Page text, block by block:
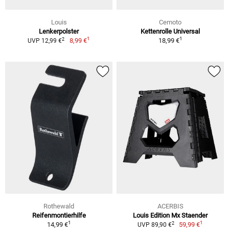
Louis
Lenkerpolster
UVP 12,99 €2 8,99 €1
Cemoto
Kettenrolle Universal
18,99 €1
Rothewald
Reifenmontierhilfe
14,99 €1
ACERBIS
Louis Edition Mx Staender
UVP 89,90 €2 59,99 €1